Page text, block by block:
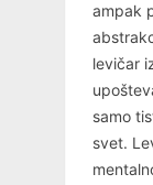
ampak
levičar
samo
svet.